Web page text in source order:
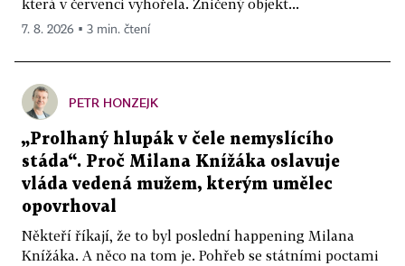
která v červenci vyhořela. Zničený objekt...
7. 8. 2026 ▪ 3 min. čtení
PETR HONZEJK
„Prolhaný hlupák v čele nemyslícího
stáda“. Proč Milana Knížáka oslavuje
vláda vedená mužem, kterým umělec
opovrhoval
Někteří říkají, že to byl poslední happening Milana
Knížáka. A něco na tom je. Pohřeb se státními poctami